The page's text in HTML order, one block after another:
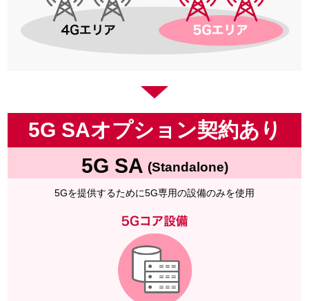
5G SAオプション契約あり
5G SA (Standalone)
5Gを提供するために5G専用の設備のみを使用